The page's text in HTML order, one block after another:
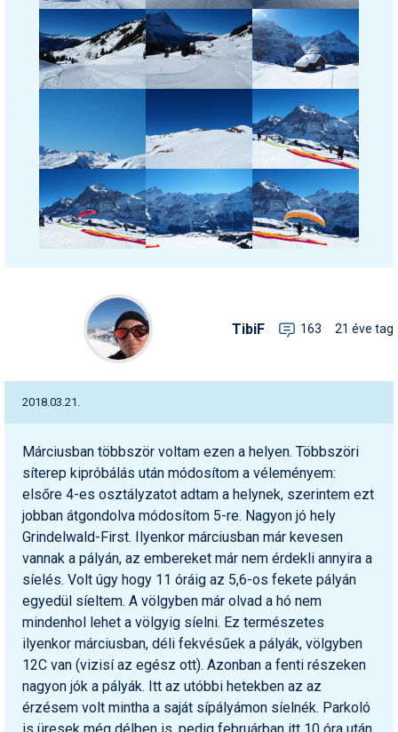
TibiF 163 21 éve tag
2018.03.21.
Márciusban többször voltam ezen a helyen. Többszöri
síterep kipróbálás után módosítom a véleményem:
elsőre 4-es osztályzatot adtam a helynek, szerintem ezt
jobban átgondolva módosítom 5-re. Nagyon jó hely
Grindelwald-First. Ilyenkor márciusban már kevesen
vannak a pályán, az embereket már nem érdekli annyira a
síelés. Volt úgy hogy 11 óráig az 5,6-os fekete pályán
egyedül síeltem. A völgyben már olvad a hó nem
mindenhol lehet a völgyig síelni. Ez természetes
ilyenkor márciusban, déli fekvésűek a pályák, völgyben
12C van (vizisí az egész ott). Azonban a fenti részeken
nagyon jók a pályák. Itt az utóbbi hetekben az az
érzésem volt mintha a saját sípályámon síelnék. Parkoló
is üresek még délben is, pedig februárban itt 10 óra után